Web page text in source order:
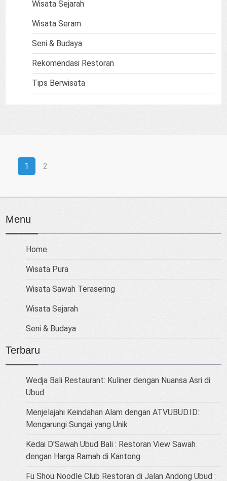
Wisata Sejarah
Wisata Seram
Seni & Budaya
Rekomendasi Restoran
Tips Berwisata
1 2
Menu
Home
Wisata Pura
Wisata Sawah Terasering
Wisata Sejarah
Seni & Budaya
Terbaru
Wedja Bali Restaurant: Kuliner dengan Nuansa Asri di
Ubud
Menjelajahi Keindahan Alam dengan ATVUBUD.ID:
Mengarungi Sungai yang Unik
Kedai D'Sawah Ubud Bali : Restoran View Sawah
dengan Harga Ramah di Kantong
Fu Shou Noodle Club Restoran di Jalan Andong Ubud :